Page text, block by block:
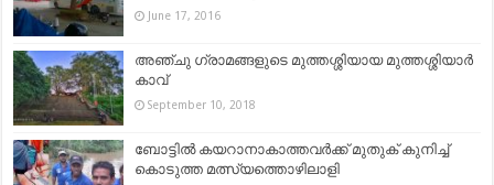
June 17, 2016
അഞ്ചു ഗ്രാമങ്ങളുടെ മുത്തശ്ശിയായ മുത്തശ്ശിയാർ
കാവ്
September 10, 2018
ബോട്ടില്‍ കയറാനാകാത്തവര്‍ക്ക് മുതുക് കുനിച്ച്
കൊടുത്ത മത്സ്യത്തൊഴിലാളി